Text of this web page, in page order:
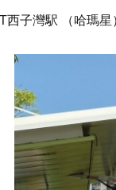
西子灣駅 （哈瑪